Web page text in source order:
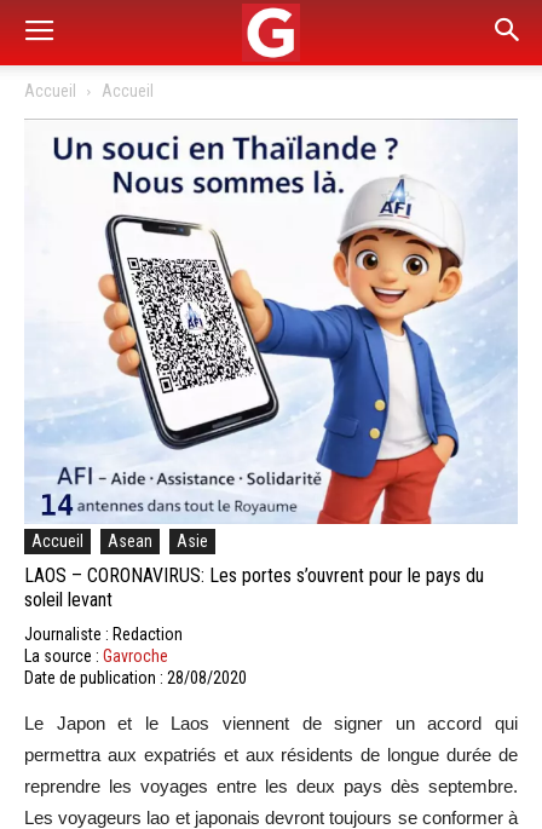
Accueil Accueil
Accueil Asean Asie
LAOS – CORONAVIRUS: Les portes s’ouvrent pour le pays du
soleil levant
Journaliste : Redaction
La source : Gavroche
Date de publication : 28/08/2020
Le Japon et le Laos viennent de signer un accord qui
permettra aux expatriés et aux résidents de longue durée de
reprendre les voyages entre les deux pays dès septembre.
Les voyageurs lao et japonais devront toujours se conformer à